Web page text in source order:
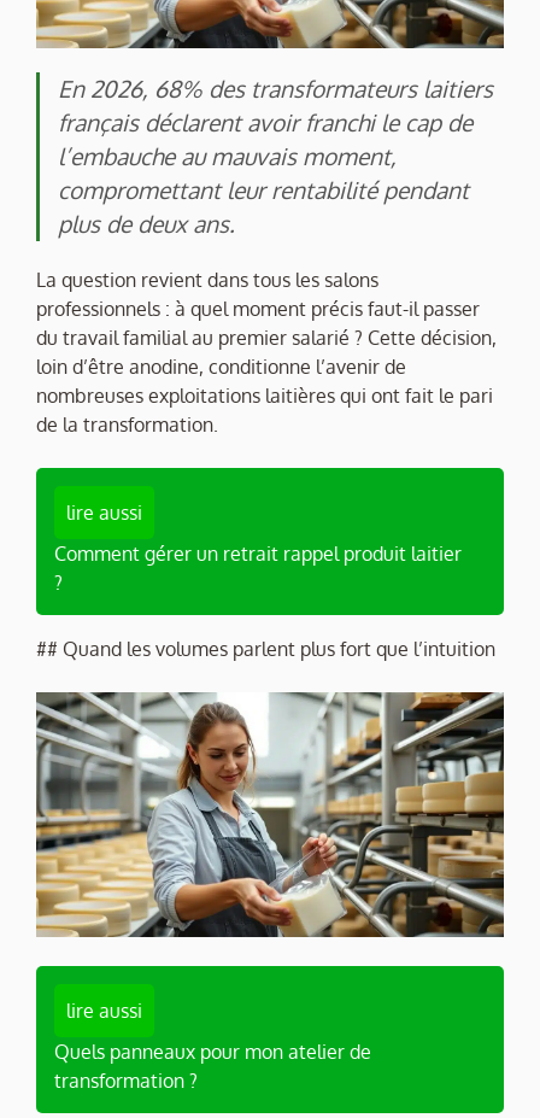
En 2026, 68% des transformateurs laitiers
français déclarent avoir franchi le cap de
l’embauche au mauvais moment,
compromettant leur rentabilité pendant
plus de deux ans.
La question revient dans tous les salons
professionnels : à quel moment précis faut-il passer
du travail familial au premier salarié ? Cette décision,
loin d’être anodine, conditionne l’avenir de
nombreuses exploitations laitières qui ont fait le pari
de la transformation.
lire aussi
Comment gérer un retrait rappel produit laitier
?
## Quand les volumes parlent plus fort que l’intuition
lire aussi
Quels panneaux pour mon atelier de
transformation ?